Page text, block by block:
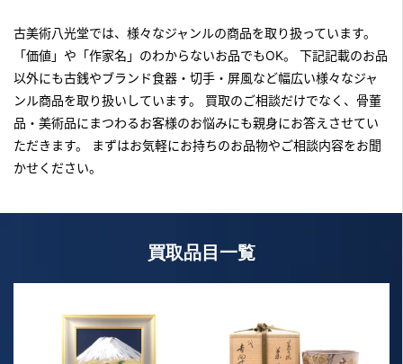
古美術八光堂では、様々なジャンルの商品を取り扱っています。
「価値」や「作家名」のわからないお品でもOK。
下記記載のお品
以外にも古銭やブランド食器・切手・屏風など幅広い様々なジャ
ンル商品を取り扱いしています。
買取のご相談だけでなく、骨董
品・美術品にまつわるお客様のお悩みにも親身にお答えさせてい
ただきます。
まずはお気軽にお持ちのお品物やご相談内容をお聞
かせください。
買取品目一覧